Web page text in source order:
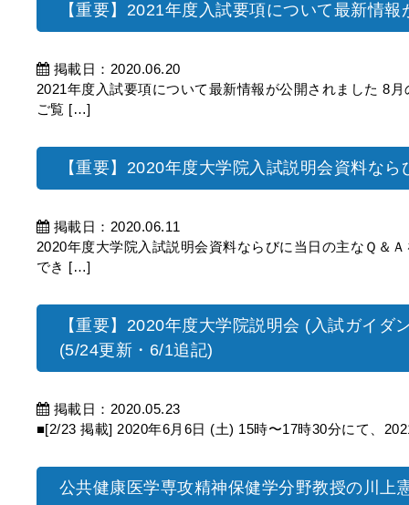
【重要】2021年度入試要項について最新情
掲載日：2020.06.20
2021年度入試要項について最新情報が公開されました 8
ご覧 […]
【重要】2020年度大学院入試説明会資料な
掲載日：2020.06.11
2020年度大学院入試説明会資料ならびに当日の主なＱ＆
でき […]
【重要】2020年度大学院説明会 (入試ガイダ
(5/24更新・6/1追記)
掲載日：2020.05.23
■[2/23 掲載] 2020年6月6日 (土) 15時〜17時30分にて、
公共健康医学専攻精神保健学分野教授の川上